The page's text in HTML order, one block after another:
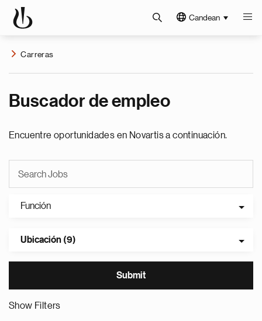
Candean
Carreras
Buscador de empleo
Encuentre oportunidades en Novartis a continuación.
Función
Ubicación (9)
Show Filters